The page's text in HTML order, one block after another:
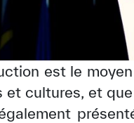
est le
cultures, et